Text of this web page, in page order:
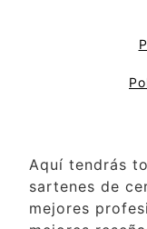
Aquí tendrás
sartenes de
mejores